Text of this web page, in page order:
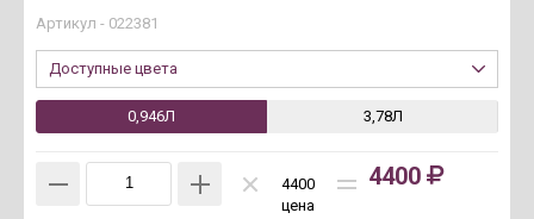
Артикул - 022381
Доступные цвета
0,946Л 3,78Л
4400
цена
4400